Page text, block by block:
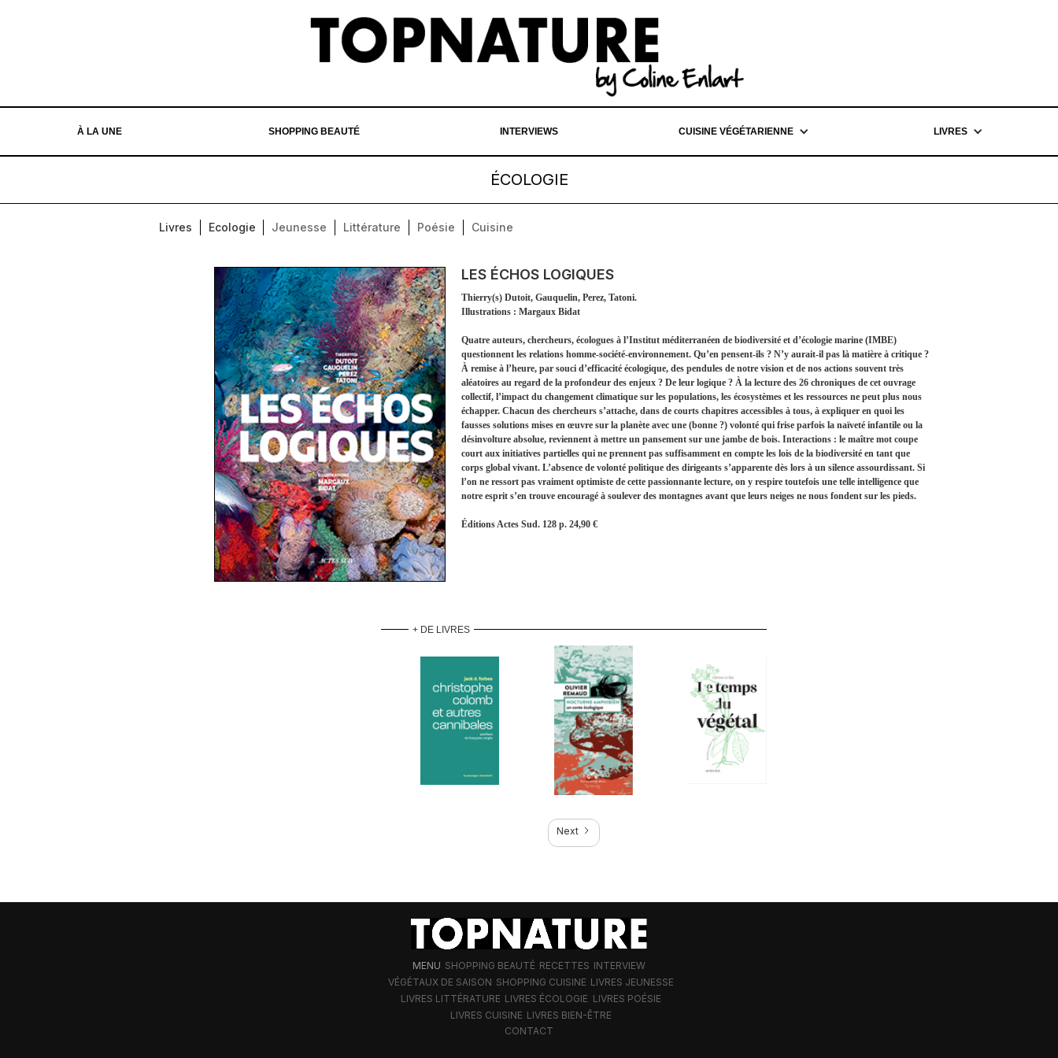
À LA UNE SHOPPING BEAUTÉ INTERVIEWS CUISINE VÉGÉTARIENNE LIVRES
ÉCOLOGIE
Livres Ecologie Jeunesse Littérature Poésie Cuisine
LES ÉCHOS LOGIQUES
Thierry(s) Dutoit, Gauquelin, Perez, Tatoni.
Illustrations : Margaux Bidat
Quatre auteurs, chercheurs, écologues à l’Institut méditerranéen de biodiversité et d’écologie marine (IMBE)
questionnent les relations homme-société-environnement. Qu’en pensent-ils ? N’y aurait-il pas là matière à critique ?
À remise à l’heure, par souci d’efficacité écologique, des pendules de notre vision et de nos actions souvent très
aléatoires au regard de la profondeur des enjeux ? De leur logique ? À la lecture des 26 chroniques de cet ouvrage
collectif, l’impact du changement climatique sur les populations, les écosystèmes et les ressources ne peut plus nous
échapper. Chacun des chercheurs s’attache, dans de courts chapitres accessibles à tous, à expliquer en quoi les
fausses solutions mises en œuvre sur la planète avec une (bonne ?) volonté qui frise parfois la naïveté infantile ou la
désinvolture absolue, reviennent à mettre un pansement sur une jambe de bois. Interactions : le maître mot coupe
court aux initiatives partielles qui ne prennent pas suffisamment en compte les lois de la biodiversité en tant que
corps global vivant. L’absence de volonté politique des dirigeants s’apparente dès lors à un silence assourdissant. Si
l’on ne ressort pas vraiment optimiste de cette passionnante lecture, on y respire toutefois une telle intelligence que
notre esprit s’en trouve encouragé à soulever des montagnes avant que leurs neiges ne nous fondent sur les pieds.
Éditions Actes Sud. 128 p. 24,90 €
+ DE LIVRES
Next
MENU SHOPPING BEAUTÉ RECETTES INTERVIEW
VÉGÉTAUX DE SAISON SHOPPING CUISINE LIVRES JEUNESSE
LIVRES LITTÉRATURE LIVRES ÉCOLOGIE LIVRES POÉSIE
LIVRES CUISINE LIVRES BIEN-ÊTRE
CONTACT